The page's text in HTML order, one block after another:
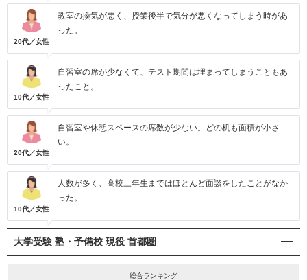
20代／女性
教室の換気が悪く、授業後半で気分が悪くなってしまう時があ
った。
10代／女性
自習室の席が少なくて、テスト期間は埋まってしまうこともあ
ったこと。
20代／女性
自習室や休憩スペースの席数が少ない。どの机も面積が小さ
い。
10代／女性
人数が多く、高校三年生まではほとんど面談をしたことがなか
った。
大学受験 塾・予備校 現役 首都圏
総合ランキング